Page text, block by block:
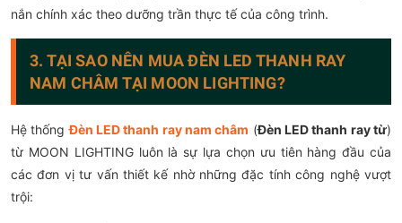
nắn chính xác theo dưỡng trần thực tế của công trình.
3. TẠI SAO NÊN MUA ĐÈN LED THANH RAY
NAM CHÂM TẠI MOON LIGHTING?
Hệ thốngĐèn LED thanh ray nam châm (Đèn LED thanh ray từ)
từ MOON LIGHTING luôn là sự lựa chọn ưu tiên hàng đầu của
các đơn vị tư vấn thiết kế nhờ những đặc tính công nghệ vượt
trội: